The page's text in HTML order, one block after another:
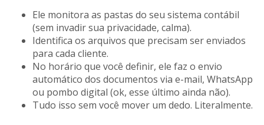
Ele monitora as pastas do seu sistema contábil
(sem invadir sua privacidade, calma).
Identifica os arquivos que precisam ser enviados
para cada cliente.
No horário que você definir, ele faz o envio
automático dos documentos via e-mail, WhatsApp
ou pombo digital (ok, esse último ainda não).
Tudo isso sem você mover um dedo. Literalmente.